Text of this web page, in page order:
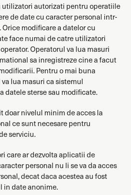
utilizatori autorizati pentru operatiile
de date cu caracter personal intr-
modificare a datelor cu
face numai de catre utilizatori
Operatorul va lua masuri
sa inregistreze cine a facut
Pentru o mai buna
lua masuri ca sistemul
datele sterse sau modificate.
doar nivelul minim de acces la
ce sunt necesare pentru
serviciu.
care ar dezvolta aplicatii de
personal nu li se va da acces
decat daca acestea au fost
in date anonime.